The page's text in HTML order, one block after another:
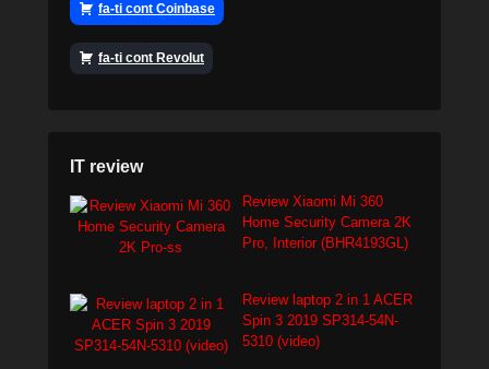
fa-ti cont Coinbase
fa-ti cont Revolut
IT review
Review Xiaomi Mi 360
Home Security Camera 2K
Pro, Interior (BHR4193GL)
Review laptop 2 in 1 ACER
Spin 3 2019 SP314-54N-
5310 (video)